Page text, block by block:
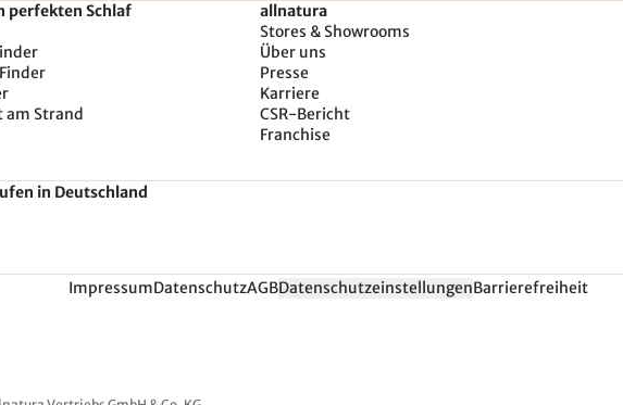
perfekten Schlaf
am Strand
allnatura
Stores & Showrooms
Über uns
Presse
Karriere
CSR-Bericht
Franchise
in Deutschland
ImpressumDatenschutzAGBDatenschutzeinstellungenBarrierefreiheit